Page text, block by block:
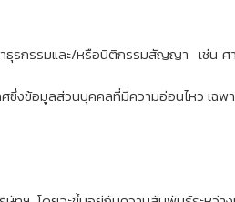
ธุรกรรมและ/หรือนิติกรรมสัญญา เช่น ศ
ศซึ่งข้อมูลส่วนบุคคลที่มีความอ่อนไหว เฉ